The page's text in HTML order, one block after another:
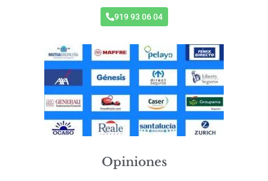
919 93 06 04
Opiniones